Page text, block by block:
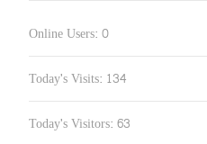
Online Users: 0
Today's Visits: 134
Today's Visitors: 63